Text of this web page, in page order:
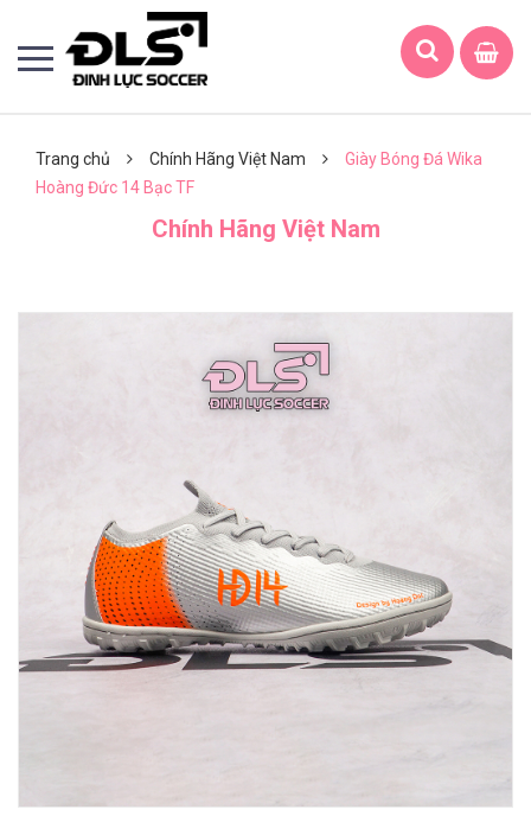
Trang chủ Chính Hãng Việt Nam
Giày Bóng Đá Wika
Hoàng Đức 14 Bạc TF
Chính Hãng Việt Nam